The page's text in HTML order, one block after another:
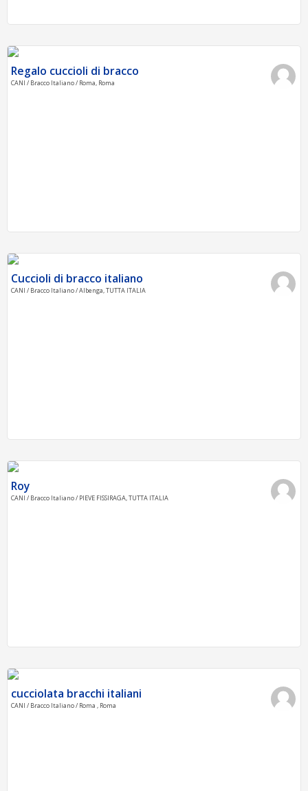
Regalo cuccioli di bracco
CANI / Bracco Italiano / Roma, Roma
Cuccioli di bracco italiano
CANI / Bracco Italiano / Albenga, TUTTA ITALIA
Roy
CANI / Bracco Italiano / PIEVE FISSIRAGA, TUTTA ITALIA
cucciolata bracchi italiani
CANI / Bracco Italiano / Roma , Roma